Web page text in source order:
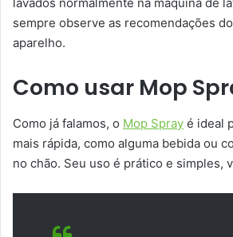
sempre observe as recomendações
aparelho.
Como usar Mop
Como já falamos, o Mop Spray é ideal
mais rápida, como alguma bebida ou
no chão. Seu uso é prático e simples,